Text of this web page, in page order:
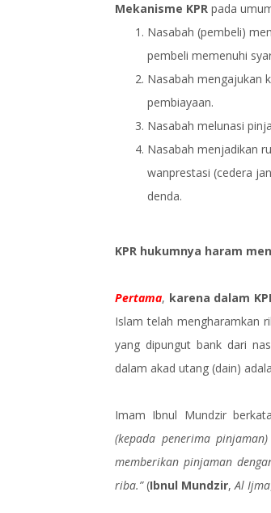
Mekanisme KPR pada
Nasabah (pembeli)
pembeli memenuhi
Nasabah mengajukan
pembiayaan.
Nasabah melunasi
Nasabah menjadikan
wanprestasi (cedera
denda.
KPR hukumnya haram
Pertama, karena dalam
Islam telah mengharamkan
yang dipungut bank dari
dalam akad utang (dain)
Imam Ibnul Mundzir
(kepada penerima
memberikan pinjaman
riba.”(Ibnul Mundzir,Al Ijma